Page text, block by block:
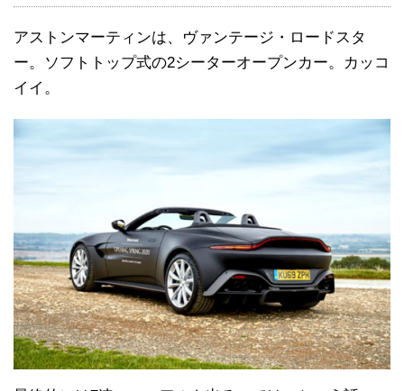
アストンマーティンは、ヴァンテージ・ロードスタ
ー。ソフトトップ式の2シーターオープンカー。カッコ
イイ。